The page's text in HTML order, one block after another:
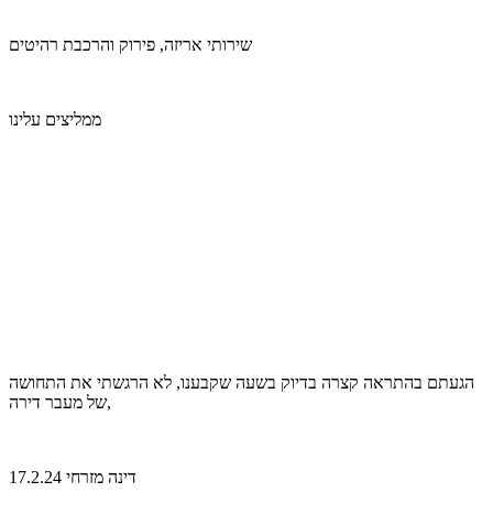
שירותי אריזה, פירוק והרכבת רהיטים
ממליצים עלינו
הגעתם בהתראה קצרה בדיוק בשעה שקבענו, לא הרגשתי את התחושה
של מעבר דירה,
דינה מזרחי 17.2.24